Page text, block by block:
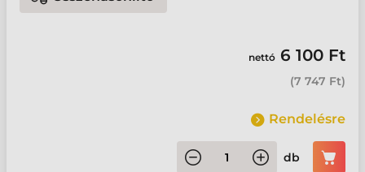
nettó 6 100 Ft
(7 747 Ft)
Rendelésre
db